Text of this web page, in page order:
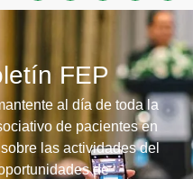
FEP
al día de toda la
de pacientes en
las actividades del
de